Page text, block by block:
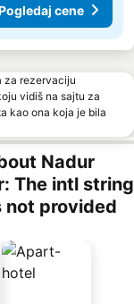
cene
za rezervaciju
vidiš na sajtu za
kao ona koja je bila
Nadur
The intl string
not provided